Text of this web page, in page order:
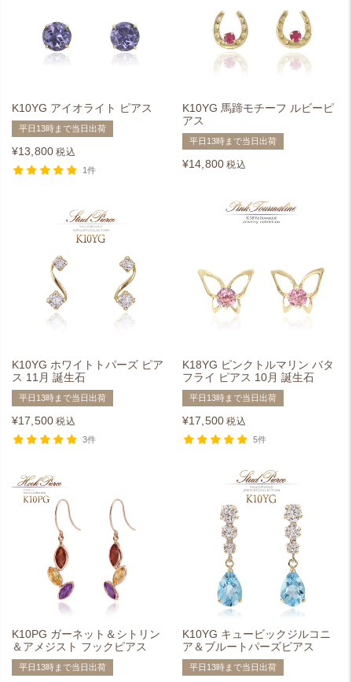
K10YG アイオライト ピアス
平日13時まで当日出荷
¥13,800 税込
1件
K10YG 馬蹄モチーフ ルビーピ
アス
平日13時まで当日出荷
¥14,800 税込
K10YG ホワイトトパーズ ピア
ス 11月 誕生石
平日13時まで当日出荷
¥17,500 税込
3件
K18YG ピンクトルマリン バタ
フライ ピアス 10月 誕生石
平日13時まで当日出荷
¥17,500 税込
5件
K10PG ガーネット＆シトリン
＆アメジスト フックピアス
平日13時まで当日出荷
K10YG キュービックジルコニ
ア＆ブルートパーズピアス
平日13時まで当日出荷